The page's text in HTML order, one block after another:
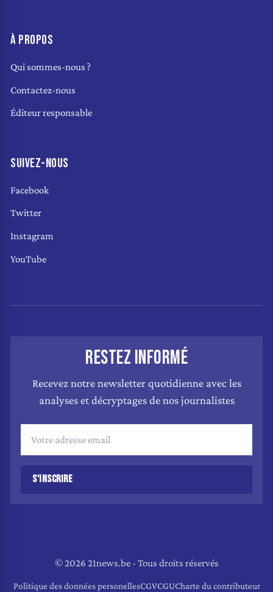
À PROPOS
Qui sommes-nous ?
Contactez-nous
Éditeur responsable
SUIVEZ-NOUS
Facebook
Twitter
Instagram
YouTube
RESTEZ INFORMÉ
Recevez notre newsletter quotidienne avec les
analyses et décryptages de nos journalistes
S'INSCRIRE
© 2026 21news.be - Tous droits réservés
Politique des données personellesCGVCGUCharte du contributeur